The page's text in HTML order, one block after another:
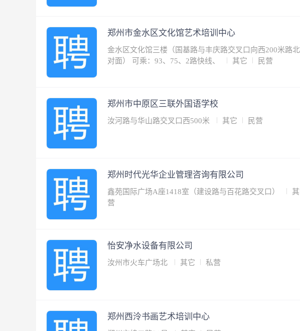
郑州市金水区文化馆艺术培训中心
金水区文化馆三楼（国基路与丰庆路交叉口向西200米路
对面） 可乘：93、75、2路快线、
其它 民营
郑州市中原区三联外国语学校
汝河路与华山路交叉口西500米 其它 民营
郑州时代光华企业管理咨询有限公司
鑫苑国际广场A座1418室（建设路与百花路交叉口）
营
怡安净水设备有限公司
汝州市火车广场北 其它 私营
郑州西泠书画艺术培训中心